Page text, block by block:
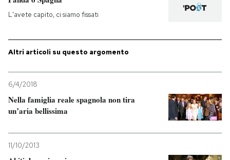
PODCAST
NEWSLETTER
I MIEI PREFERITI
SHOP
L'avete capito, ci siamo fissati
Altri articoli su questo argomento
6/4/2018
Nella famiglia reale spagnola non tira
un’aria bellissima
11/10/2013